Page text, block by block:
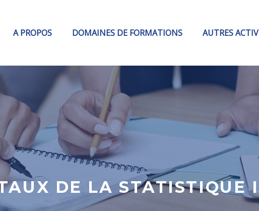
A PROPOS DOMAINES DE FORMATIONS AUTRES
DE LA STATISTIQUE